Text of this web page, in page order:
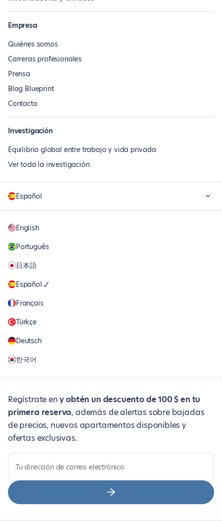
Empresa
Quiénes somos
Carreras profesionales
Prensa
Blog Blueprint
Contacto
Investigación
Equilibrio global entre trabajo y vida privada
Ver toda la investigación
Español
English
Português
日本語
Español
Français
Türkçe
Deutsch
한국어
Regístrate eny obtén un descuento de 100 $ en tu
primera reserva, además de alertas sobre bajadas
de precios, nuevos apartamentos disponibles y
ofertas exclusivas.
Tu dirección de correo electrónico